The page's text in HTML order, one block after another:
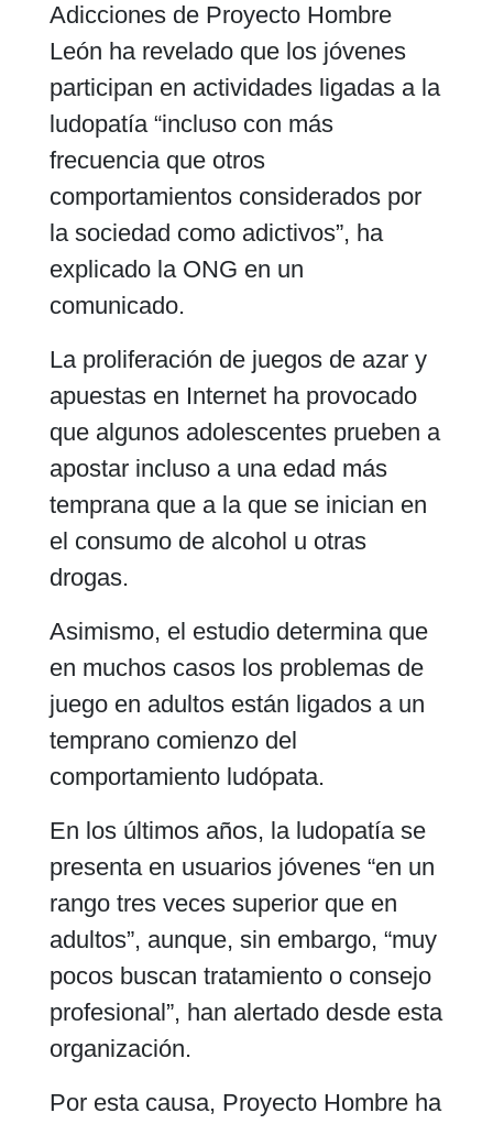
Adicciones de Proyecto Hombre
León ha revelado que los jóvenes
participan en actividades ligadas a la
ludopatía “incluso con más
frecuencia que otros
comportamientos considerados por
la sociedad como adictivos”, ha
explicado la ONG en un
comunicado.
La proliferación de juegos de azar y
apuestas en Internet ha provocado
que algunos adolescentes prueben a
apostar incluso a una edad más
temprana que a la que se inician en
el consumo de alcohol u otras
drogas.
Asimismo, el estudio determina que
en muchos casos los problemas de
juego en adultos están ligados a un
temprano comienzo del
comportamiento ludópata.
En los últimos años, la ludopatía se
presenta en usuarios jóvenes “en un
rango tres veces superior que en
adultos”, aunque, sin embargo, “muy
pocos buscan tratamiento o consejo
profesional”, han alertado desde esta
organización.
Por esta causa, Proyecto Hombre ha